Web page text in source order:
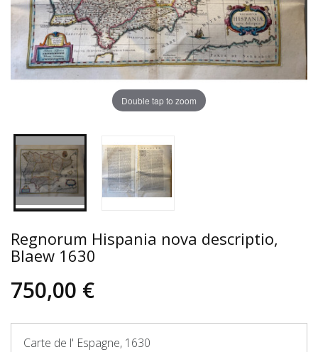
Double tap to zoom
Regnorum Hispania nova descriptio,
Blaew 1630
750,00 €
Carte de l' Espagne, 1630